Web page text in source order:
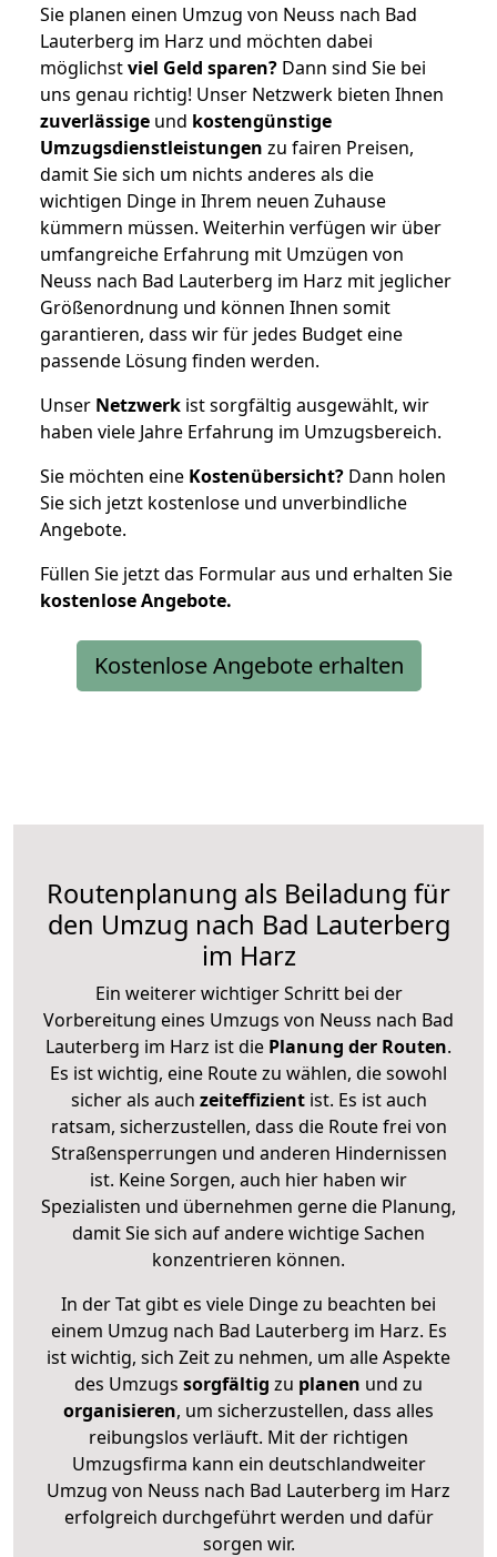
Sie planen einen Umzug von Neuss nach Bad
Lauterberg im Harz und möchten dabei
möglichstviel Geld sparen? Dann sind Sie bei
uns genau richtig! Unser Netzwerk bieten Ihnen
zuverlässige und kostengünstige
Umzugsdienstleistungen zu fairen Preisen,
damit Sie sich um nichts anderes als die
wichtigen Dinge in Ihrem neuen Zuhause
kümmern müssen. Weiterhin verfügen wir über
umfangreiche Erfahrung mit Umzügen von
Neuss nach Bad Lauterberg im Harz mit jeglicher
Größenordnung und können Ihnen somit
garantieren, dass wir für jedes Budget eine
passende Lösung finden werden.
Unser Netzwerk ist sorgfältig ausgewählt, wir
haben viele Jahre Erfahrung im Umzugsbereich.
Sie möchten eine Kostenübersicht? Dann holen
Sie sich jetzt kostenlose und unverbindliche
Angebote.
Füllen Sie jetzt das Formular aus und erhalten Sie
kostenloseAngebote.
Kostenlose Angebote erhalten
Routenplanung als Beiladung für
den Umzug nach Bad Lauterberg
im Harz
Ein weiterer wichtiger Schritt bei der
Vorbereitung eines Umzugs von Neuss nach Bad
Lauterberg im Harz ist die Planung der Routen.
Es ist wichtig, eine Route zu wählen, die sowohl
sicher als auch zeiteffizientist. Es ist auch
ratsam, sicherzustellen, dass die Route frei von
Straßensperrungen und anderen Hindernissen
ist. Keine Sorgen, auch hier haben wir
Spezialisten und übernehmen gerne die Planung,
damit Sie sich auf andere wichtige Sachen
konzentrieren können.
In der Tat gibt es viele Dinge zu beachten bei
einem Umzug nach Bad Lauterberg im Harz. Es
ist wichtig, sich Zeit zu nehmen, um alle Aspekte
des Umzugs sorgfältig zu planen und zu
organisieren, um sicherzustellen, dass alles
reibungslos verläuft. Mit der richtigen
Umzugsfirma kann ein deutschlandweiter
Umzug von Neuss nach Bad Lauterberg im Harz
erfolgreich durchgeführt werden und dafür
sorgen wir.